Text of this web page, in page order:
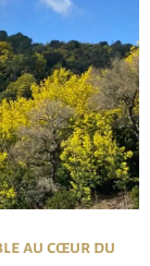
au cœur du